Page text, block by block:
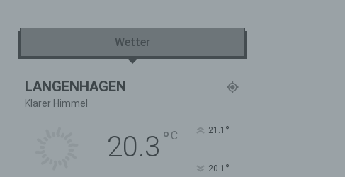
Wetter
LANGENHAGEN
Klarer Himmel
20.3 ° C 21.1 °
20.1 °